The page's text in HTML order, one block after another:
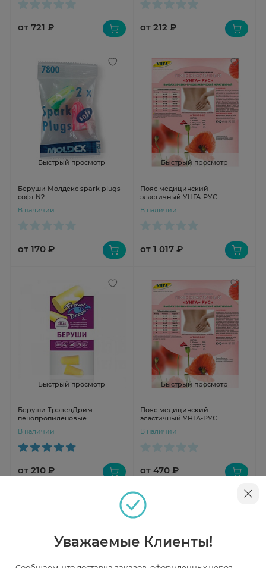
от 721 ₽ от 212 ₽
Быстрый просмотр
Беруши Молдекс spark plugs
софт N2
В наличии
от 170 ₽
Быстрый просмотр
Пояс медицинский
эластичный УНГА-РУС
В наличии
от 1 017 ₽
Быстрый просмотр
Беруши ТрэвелДрим
пенопропиленовые
В наличии
от 210 ₽
Быстрый просмотр
Пояс медицинский
эластичный УНГА-РУС
В наличии
от 470 ₽
Уважаемые Клиенты!